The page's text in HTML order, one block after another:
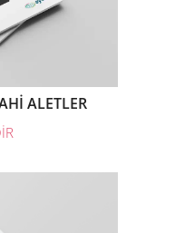
ALETLER